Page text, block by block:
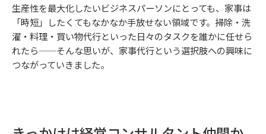
生産性を最大化したいビジネスパーソンにとっても、家事は
「時短」したくてもなかなか手放せない領域です。掃除・洗
濯・料理・買い物代行といった日々のタスクを誰かに任せら
れたら——そんな思いが、家事代行という選択肢への興味に
つながっていきました。